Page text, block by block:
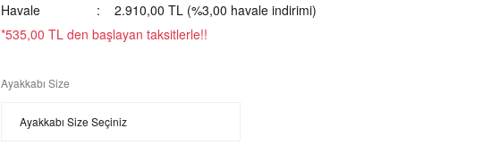
Havale
2.910,00 TL (%3,00 havale indirimi)
*535,00 TL den başlayan taksitlerle!!
Ayakkabı Size